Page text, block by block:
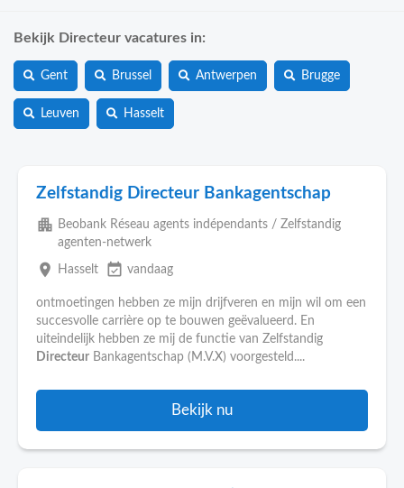
Bekijk Directeur vacatures in:
Gent Brussel Antwerpen Brugge
Leuven Hasselt
Zelfstandig Directeur Bankagentschap
apartment Beobank Réseau agents indépendants / Zelfstandig
agenten-netwerk
place Hasselt event_available vandaag
ontmoetingen hebben ze mijn drijfveren en mijn wil om een
succesvolle carrière op te bouwen geëvalueerd. En
uiteindelijk hebben ze mij de functie van Zelfstandig
Directeur Bankagentschap (M.V.X) voorgesteld....
Bekijk nu